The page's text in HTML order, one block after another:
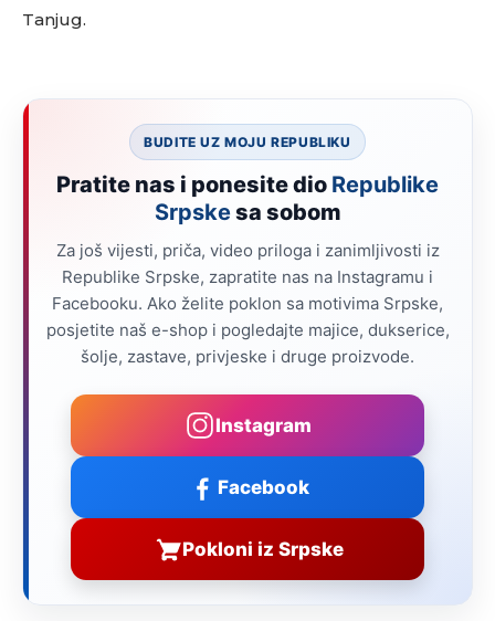
Tanjug.
BUDITE UZ MOJU REPUBLIKU
Pratite nas i ponesite dio Republike
Srpskesa sobom
Za još vijesti, priča, video priloga i zanimljivosti iz
Republike Srpske, zapratite nas na Instagramu i
Facebooku. Ako želite poklon sa motivima Srpske,
posjetite naš e-shop i pogledajte majice, dukserice,
šolje, zastave, privjeske i druge proizvode.
Instagram
Facebook
Pokloni iz Srpske